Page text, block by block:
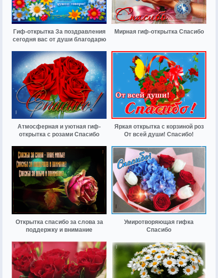
Гиф-открытка За поздравления
сегодня вас от души благодарю
Мирная гиф-открытка Спасибо
Атмосферная и уютная гиф-
открытка с розами Спасибо
Яркая открытка с корзиной роз
От всей души! Спасибо!
Открытка спасибо за слова за
поддержку и внимание
Умиротворяющая гифка
Спасибо